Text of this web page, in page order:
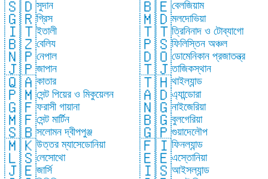
🇸🇩সুদান
🇬🇷গ্রিস
🇮🇹ইতালী
🇧🇿বেলিয
🇳🇵নেপাল
🇯🇵জাপান
🇶🇦কাতার
🇵🇲সেন্ট পিয়ের ও মিকুয়েলন
🇬🇫ফরাসী গায়ানা
🇲🇫সেন্ট মার্টিন
🇸🇧সলোমন দ্বীপপুঞ্জ
🇲🇰উত্তর ম্যাসেডোনিয়া
🇱🇸লেসোথো
🇯🇪জার্সি
🇧🇪বেলজিয়াম
🇲🇩মলদোভিয়া
🇹🇹ত্রিনিনাদ ও টোব্যাগো
🇵🇸ফিলিস্তিন অঞ্চল
🇩🇴ডোমেনিকান প্রজাতন্ত্র
🇹🇯তাজিকস্থান
🇹🇭থাইল্যান্ড
🇦🇩এ্যান্ডোরা
🇳🇬নাইজেরিয়া
🇧🇬বুলগেরিয়া
🇬🇵গুয়াদেলৌপ
🇫🇮ফিনল্যান্ড
🇪🇪এস্তোনিয়া
🇮🇸আইসল্যান্ড